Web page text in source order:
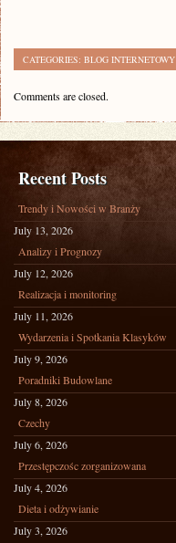
CATEGORIES: BLOG INTERNETOWY
Comments are closed.
Recent Posts
Trendy i Nowości w Branży
July 13, 2026
Analizy i Prognozy
July 12, 2026
Realizacja i monitoring
July 11, 2026
Wydarzenia i Spotkania Klasyków
July 9, 2026
Poradniki Budowlane
July 8, 2026
Czechy
July 6, 2026
Przestępczośc zorganizowana
July 4, 2026
Dieta i odżywianie
July 3, 2026